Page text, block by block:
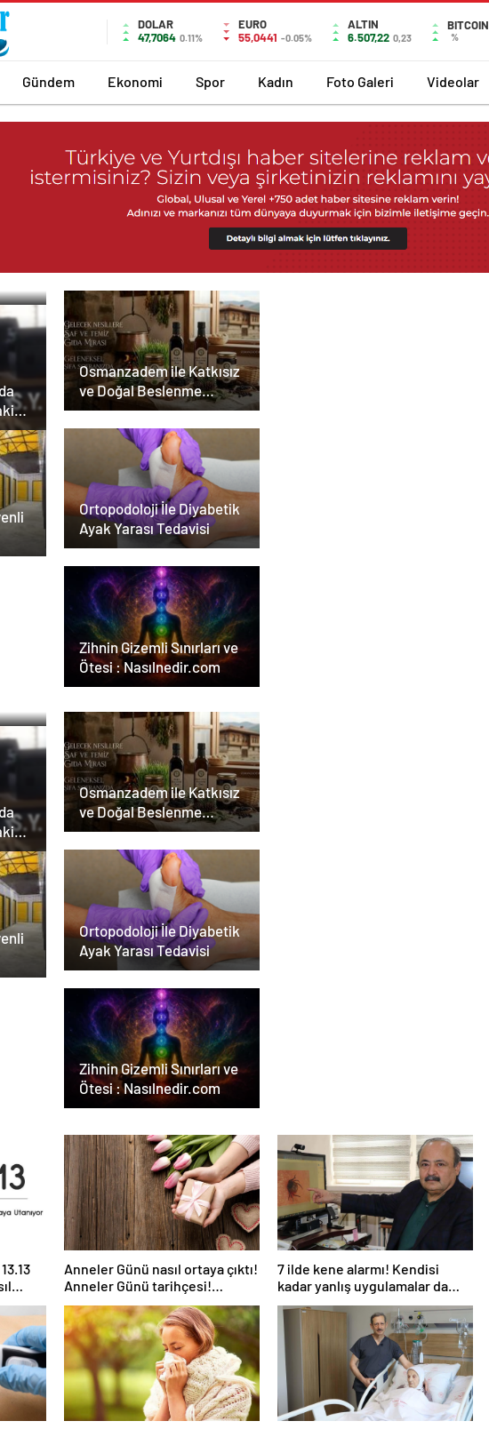
DOLAR
47,7064 0.11%
EURO
55,0441 -0.05%
ALTIN
6.507,22 0,23
BITCOIN
%
Gündem Ekonomi Spor Kadın Foto Galeri Videolar
Osmanzadem ile Katkısız
ve Doğal Beslenme
Dönemi
Ortopodoloji İle Diyabetik
Ayak Yarası Tedavisi
Zihnin Gizemli Sınırları ve
Ötesi : Nasılnedir.com
Osmanzadem ile Katkısız
ve Doğal Beslenme
Dönemi
Ortopodoloji İle Diyabetik
Ayak Yarası Tedavisi
Zihnin Gizemli Sınırları ve
Ötesi : Nasılnedir.com
Anneler Günü nasıl ortaya çıktı!
Anneler Günü tarihçesi!
Anneler Günü ilk kez ne zaman
kutlandı?
7 ilde kene alarmı! Kendisi
kadar yanlış uygulamalar da
öldürüyor… Sakın bu hataları
yapmayın